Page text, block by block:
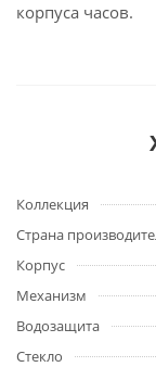
корпуса часов.
Коллекция
Страна
Корпус
Механизм
Водозащита
Стекло